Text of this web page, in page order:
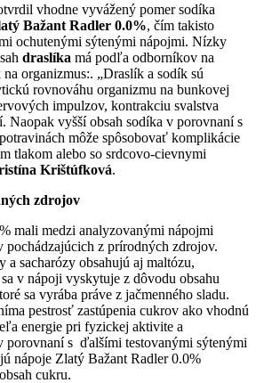
vhodne vyvážený pomer sodíka
Bažant Radler 0.0%, čím takisto
ochutenými sýtenými nápojmi. Nízky
draslíka má podľa odborníkov na
organizmus:. „Draslík a sodík sú
rovnováhu organizmu na bunkovej
impulzov, kontrakciu svalstva
Naopak vyšší obsah sodíka v porovnaní s
môže spôsobovať komplikácie
tlakom alebo so srdcovo-cievnymi
Krištúfková.
zdrojov
mali medzi analyzovanými nápojmi
pochádzajúcich z prírodných zdrojov.
sacharózy obsahujú aj maltózu,
v nápoji vyskytuje z dôvodu obsahu
sa vyrába práve z jačmenného sladu.
pestrosť zastúpenia cukrov ako vhodnú
energie pri fyzickej aktivite a
porovnaní s ďalšími testovanými sýtenými
nápoje Zlatý Bažant Radler 0.0%
cukru.